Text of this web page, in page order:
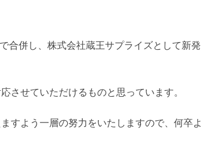
合併し、株式会社蔵王サプライズとして新発
させていただけるものと思っています。
すよう一層の努力をいたしますので、何卒よ